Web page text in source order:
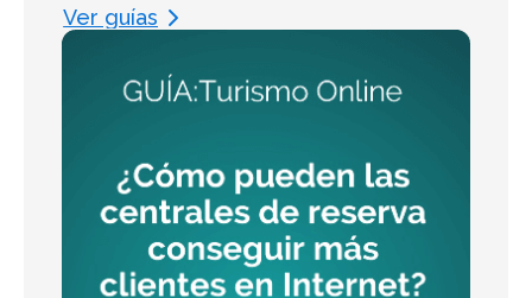
Ver guías